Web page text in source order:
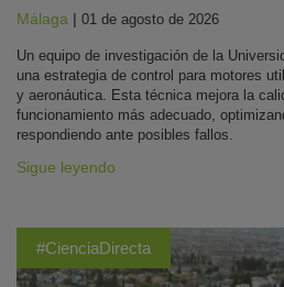
Málaga | 01 de agosto de 2026
Un equipo de investigación de la
una estrategia de control para motores
y aeronáutica. Esta técnica mejora la
funcionamiento más adecuado,
respondiendo ante posibles fallos.
Sigue leyendo
#CienciaDirecta